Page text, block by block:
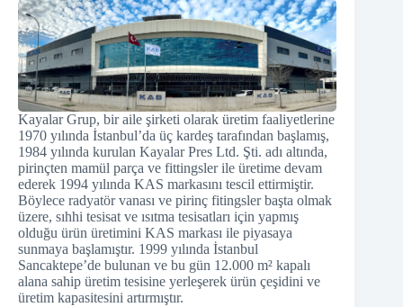
Kayalar Grup, bir aile şirketi olarak üretim faaliyetlerine
1970 yılında İstanbul’da üç kardeş tarafından başlamış,
1984 yılında kurulan Kayalar Pres Ltd. Şti. adı altında,
pirinçten mamül parça ve fittingsler ile üretime devam
ederek 1994 yılında KAS markasını tescil ettirmiştir.
Böylece radyatör vanası ve pirinç fitingsler başta olmak
üzere, sıhhi tesisat ve ısıtma tesisatları için yapmış
olduğu ürün üretimini KAS markası ile piyasaya
sunmaya başlamıştır. 1999 yılında İstanbul
Sancaktepe’de bulunan ve bu gün 12.000 m² kapalı
alana sahip üretim tesisine yerleşerek ürün çeşidini ve
üretim kapasitesini artırmıştır.